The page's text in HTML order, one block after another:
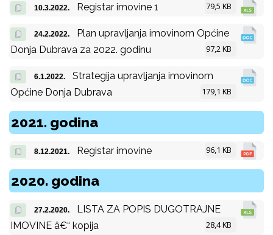
10.3.2022. Registar imovine 1 79,5 KB
24.2.2022.
Plan upravljanja imovinom Općine
Donja Dubrava za 2022. godinu
97,2 KB
6.1.2022.
Strategija upravljanja imovinom
Općine Donja Dubrava
179,1 KB
2021. godina
8.12.2021. Registar imovine 96,1 KB
2020. godina
27.2.2020.
LISTA ZA POPIS DUGOTRAJNE
IMOVINE â€“ kopija
28,4 KB